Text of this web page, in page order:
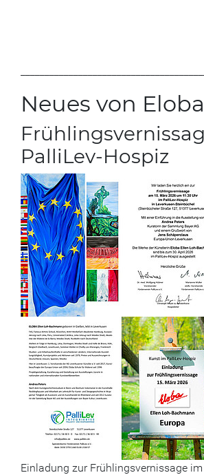
Neues von Eloba
PalliLev-Hospiz
Einladung zur Frühlingsvernissage im